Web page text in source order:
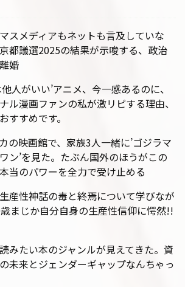
スメディアもネットも言及していな
都議選2025の結果が示唆する、政治
婚
他人がいい’アニメ、今一感あるのに、
ル漫画ファンの私が激リピする理由、
すすめです。
の映画館で、家族3人一緒に’ゴジラマ
ン’を見た。たぶん国外のほうがこの
当のパワーを全力で受け止める
産性神話の毒と終焉について学びなが
まじか自分自身の生産性信仰に愕然!!
みたい本のジャンルが見えてきた。資
未来とジェンダーギャップなんちゃっ